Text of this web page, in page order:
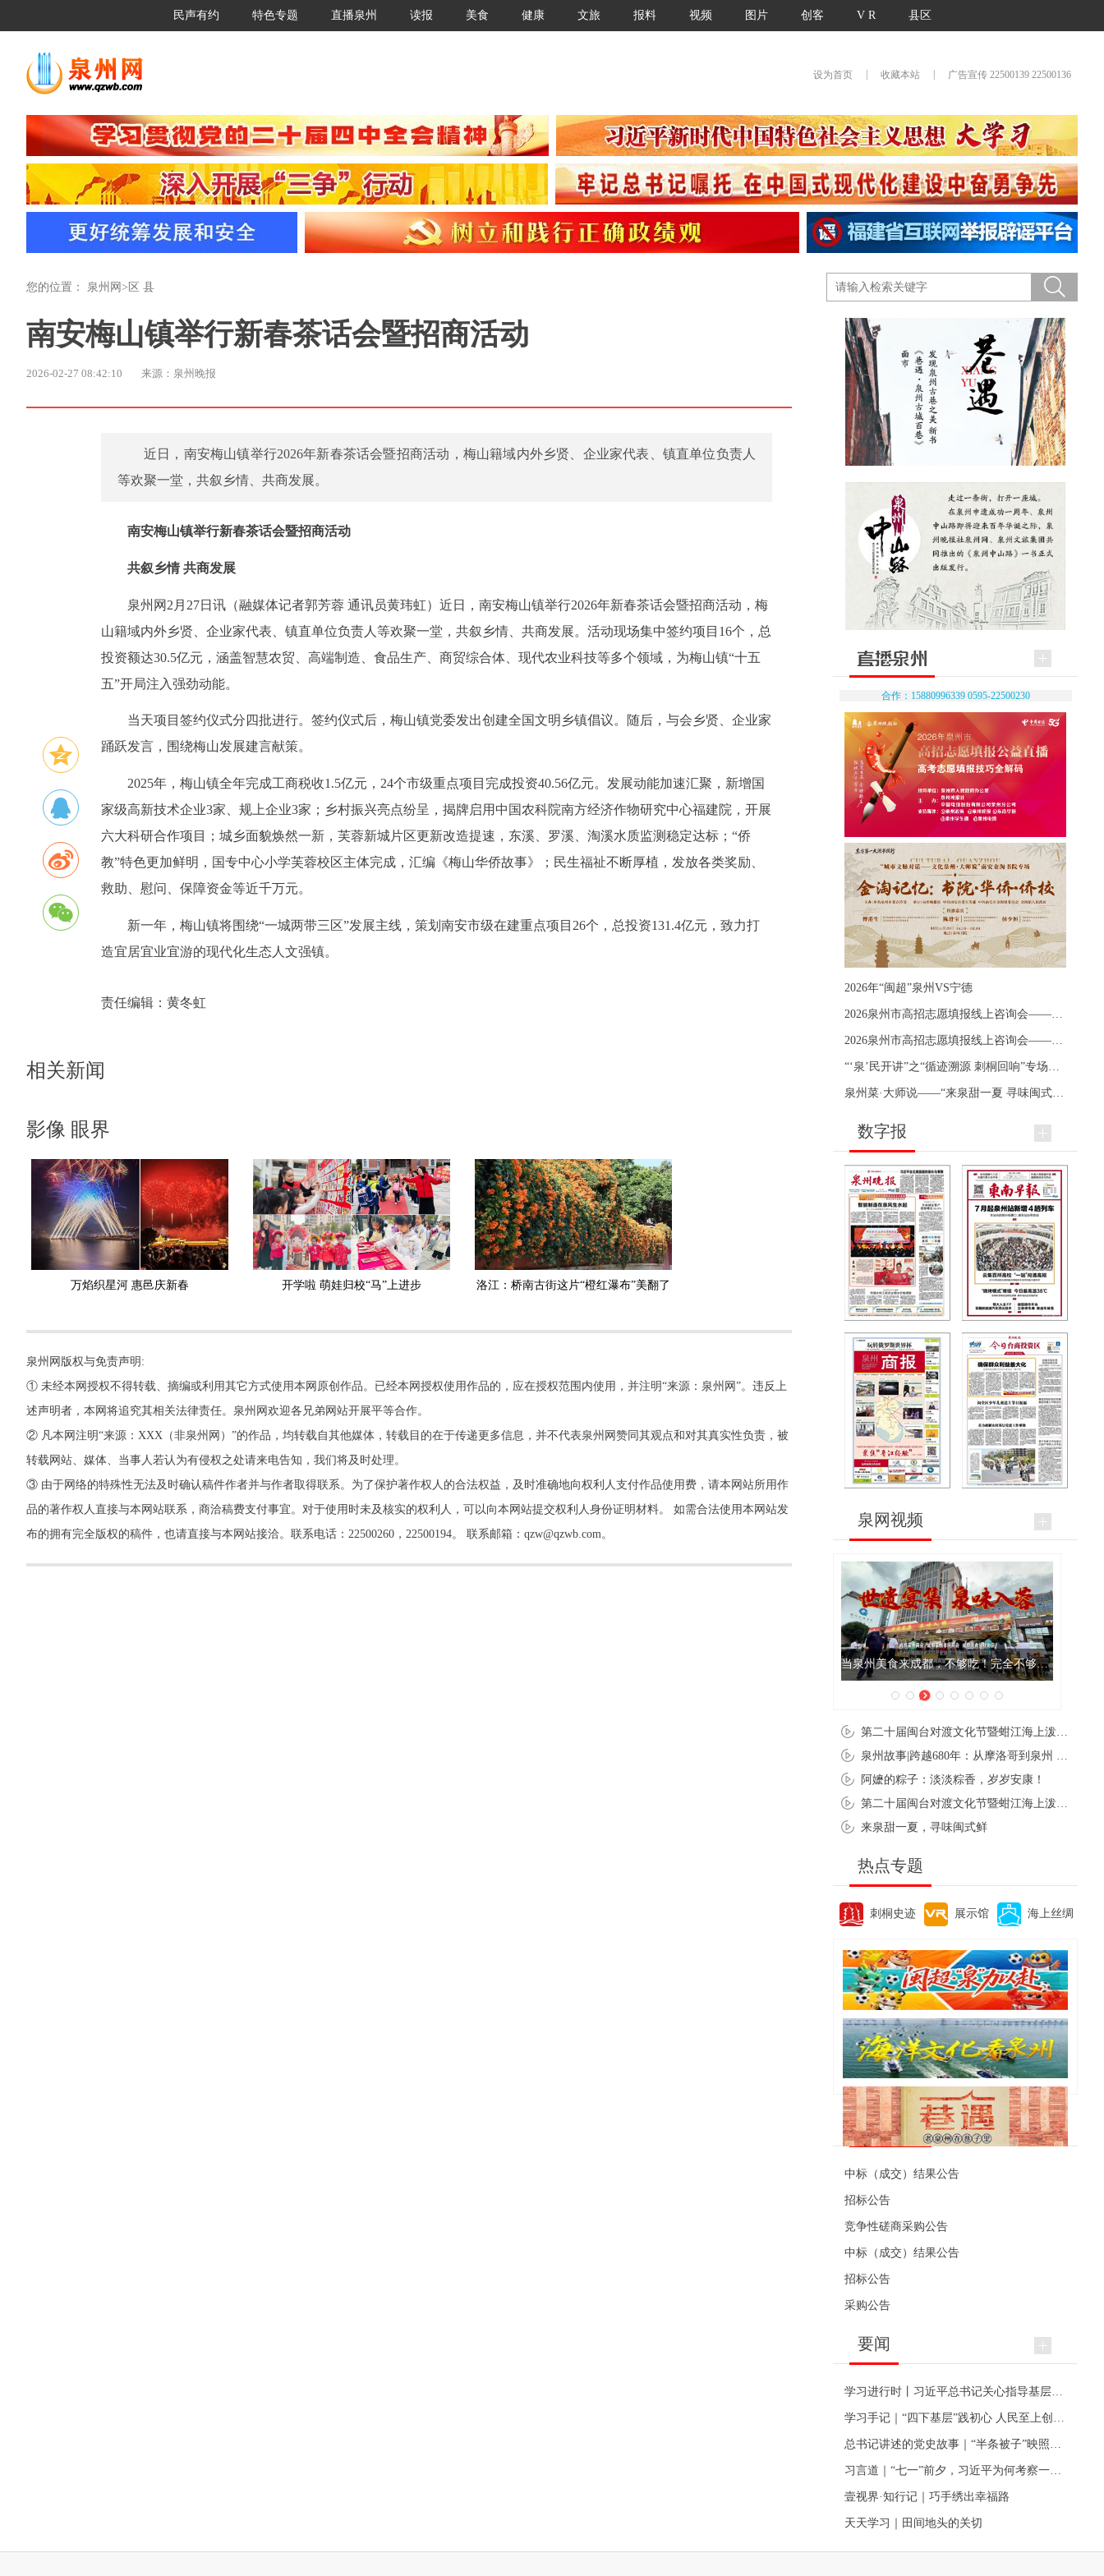
民声有约 特色专题 直播泉州 读报 美食 健康 文旅 报料 视频 图片 创客 V R 县区
设为首页 收藏本站 广告宣传 22500139 22500136
您的位置： 泉州网 > 区 县
南安梅山镇举行新春茶话会暨招商活动
2026-02-27 08:42:10 来源：泉州晚报
近日，南安梅山镇举行2026年新春茶话会暨招商活动，梅山籍域内外乡贤、企业家代表、镇直单位负责人
等欢聚一堂，共叙乡情、共商发展。
南安梅山镇举行新春茶话会暨招商活动
共叙乡情 共商发展
泉州网2月27日讯（融媒体记者郭芳蓉 通讯员黄玮虹）近日，南安梅山镇举行2026年新春茶话会暨招商活动，梅
山籍域内外乡贤、企业家代表、镇直单位负责人等欢聚一堂，共叙乡情、共商发展。活动现场集中签约项目16个，总
投资额达30.5亿元，涵盖智慧农贸、高端制造、食品生产、商贸综合体、现代农业科技等多个领域，为梅山镇“十五
五”开局注入强劲动能。
当天项目签约仪式分四批进行。签约仪式后，梅山镇党委发出创建全国文明乡镇倡议。随后，与会乡贤、企业家
踊跃发言，围绕梅山发展建言献策。
2025年，梅山镇全年完成工商税收1.5亿元，24个市级重点项目完成投资40.56亿元。发展动能加速汇聚，新增国
家级高新技术企业3家、规上企业3家；乡村振兴亮点纷呈，揭牌启用中国农科院南方经济作物研究中心福建院，开展
六大科研合作项目；城乡面貌焕然一新，芙蓉新城片区更新改造提速，东溪、罗溪、淘溪水质监测稳定达标；“侨
教”特色更加鲜明，国专中心小学芙蓉校区主体完成，汇编《梅山华侨故事》；民生福祉不断厚植，发放各类奖励、
救助、慰问、保障资金等近千万元。
新一年，梅山镇将围绕“一城两带三区”发展主线，策划南安市级在建重点项目26个，总投资131.4亿元，致力打
造宜居宜业宜游的现代化生态人文强镇。
责任编辑： 黄冬虹
相关新闻
影像 眼界
万焰织星河 惠邑庆新春 开学啦 萌娃归校“马”上进步 洛江：桥南古街这片“橙红瀑布”美翻了
泉州网版权与免责声明:
① 未经本网授权不得转载、摘编或利用其它方式使用本网原创作品。已经本网授权使用作品的，应在授权范围内使用，并注明“来源：泉州网”。违反上
述声明者，本网将追究其相关法律责任。泉州网欢迎各兄弟网站开展平等合作。
② 凡本网注明“来源：XXX（非泉州网）”的作品，均转载自其他媒体，转载目的在于传递更多信息，并不代表泉州网赞同其观点和对其真实性负责，被
转载网站、媒体、当事人若认为有侵权之处请来电告知，我们将及时处理。
③ 由于网络的特殊性无法及时确认稿件作者并与作者取得联系。为了保护著作权人的合法权益，及时准确地向权利人支付作品使用费，请本网站所用作
品的著作权人直接与本网站联系，商洽稿费支付事宜。对于使用时未及核实的权利人，可以向本网站提交权利人身份证明材料。 如需合法使用本网站发
布的拥有完全版权的稿件，也请直接与本网站接洽。联系电话：22500260，22500194。 联系邮箱：qzw@qzwb.com。
合作：15880996339 0595-22500230
2026年“闽超”泉州VS宁德
数字报
泉网视频
当泉州美食来成都，不够吃！完全不够吃！
阿嬷的粽子：淡淡粽香，岁岁安康！
来泉甜一夏，寻味闽式鲜
热点专题
刺桐史迹 展示馆 海上丝绸
便民资讯
中标（成交）结果公告
招标公告
竞争性磋商采购公告
中标（成交）结果公告
招标公告
采购公告
要闻
壹视界·知行记｜巧手绣出幸福路
天天学习｜田间地头的关切